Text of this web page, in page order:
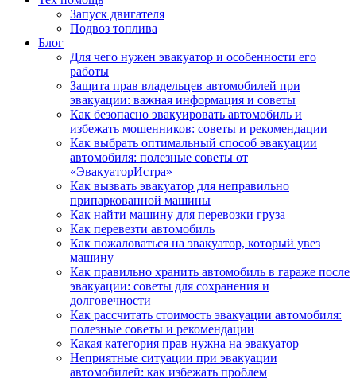
Запуск двигателя
Подвоз топлива
Блог
Для чего нужен эвакуатор и особенности его
работы
Защита прав владельцев автомобилей при
эвакуации: важная информация и советы
Как безопасно эвакуировать автомобиль и
избежать мошенников: советы и рекомендации
Как выбрать оптимальный способ эвакуации
автомобиля: полезные советы от
«ЭвакуаторИстра»
Как вызвать эвакуатор для неправильно
припаркованной машины
Как найти машину для перевозки груза
Как перевезти автомобиль
Как пожаловаться на эвакуатор, который увез
машину
Как правильно хранить автомобиль в гараже после
эвакуации: советы для сохранения и
долговечности
Как рассчитать стоимость эвакуации автомобиля:
полезные советы и рекомендации
Какая категория прав нужна на эвакуатор
Неприятные ситуации при эвакуации
автомобилей: как избежать проблем